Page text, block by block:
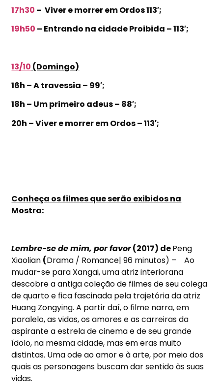
17h30 – Viver e morrer em Ordos 113′;
19h50 – Entrando na cidade Proibida – 113′;
13/10 (Domingo)
16h – A travessia – 99′;
18h – Um primeiro adeus – 88′;
20h – Viver e morrer em Ordos – 113′;
Conheça os filmes que serão exibidos na
Mostra:
Lembre-se de mim, por favor(2017) dePeng
Xiaolian (Drama / Romance| 96 minutos) – Ao
mudar-se para Xangai, uma atriz interiorana
descobre a antiga coleção de filmes de seu colega
de quarto e fica fascinada pela trajetória da atriz
Huang Zongying. A partir daí, o filme narra, em
paralelo, as vidas, os amores e as carreiras da
aspirante a estrela de cinema e de seu grande
ídolo, na mesma cidade, mas em eras muito
distintas. Uma ode ao amor e à arte, por meio dos
quais as personagens buscam dar sentido às suas
vidas.